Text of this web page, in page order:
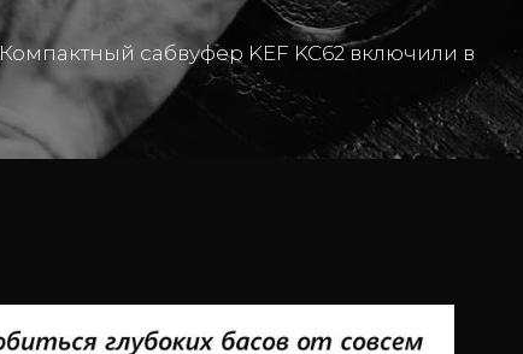
Компактный сабвуфер KEF KC62 включили в